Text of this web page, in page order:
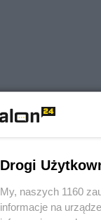
Drogi
My, naszych 1160
informacje na